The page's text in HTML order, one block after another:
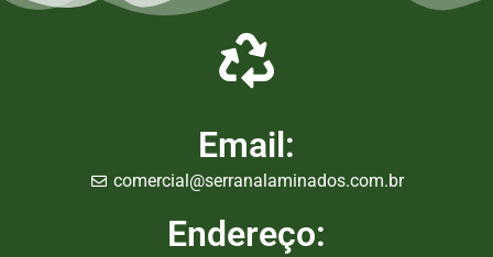
Email:
comercial@serranalaminados.com.br
Endereço: